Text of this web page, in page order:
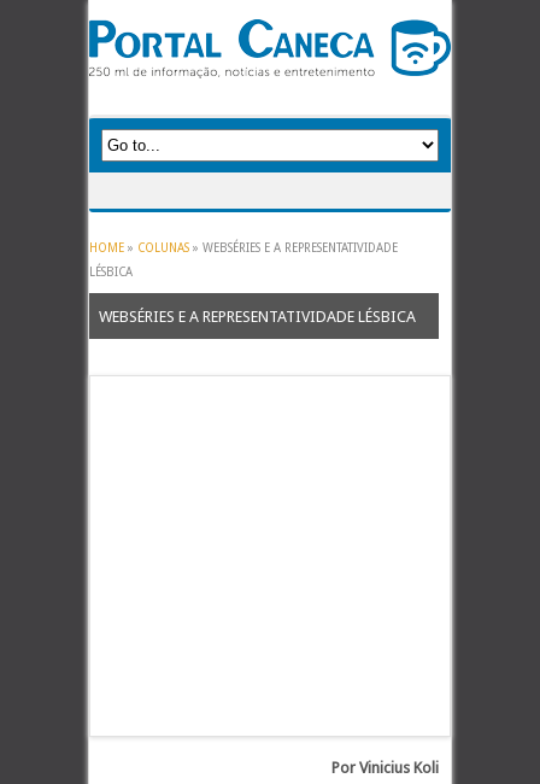
HOME » COLUNAS » WEBSÉRIES E A REPRESENTATIVIDADE
LÉSBICA
WEBSÉRIES E A REPRESENTATIVIDADE LÉSBICA
Por Vinicius Koli